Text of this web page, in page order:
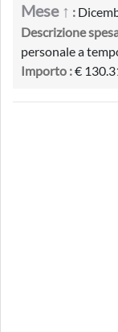
Mese ↑ :
Descrizione
personale a
Importo :€